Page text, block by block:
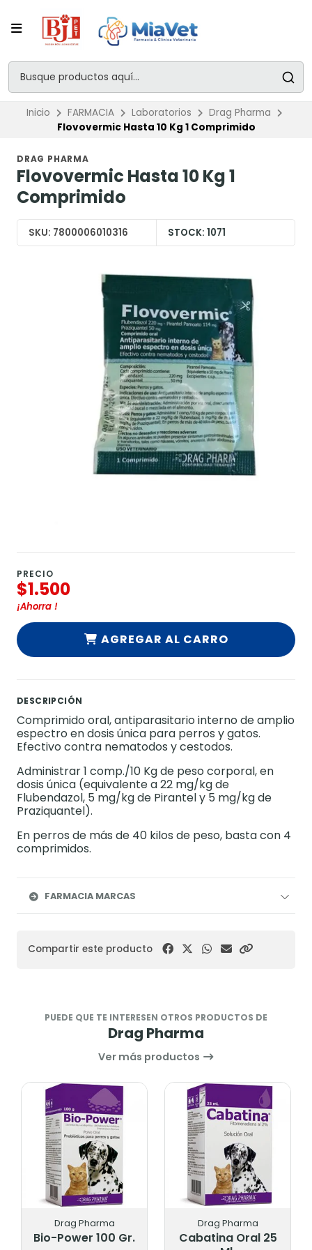
Inicio FARMACIA Laboratorios
Drag Pharma
Flovovermic Hasta 10 Kg 1 Comprimido
DRAG PHARMA
Flovovermic Hasta 10 Kg 1
Comprimido
SKU: 7800006010316 STOCK: 1071
PRECIO
$1.500
¡Ahorra !
AGREGAR AL CARRO
DESCRIPCIÓN
Comprimido oral, antiparasitario interno de amplio
espectro en dosis única para perros y gatos.
Efectivo contra nematodos y cestodos.
Administrar 1 comp./10 Kg de peso corporal, en
dosis única (equivalente a 22 mg/kg de
Flubendazol, 5 mg/kg de Pirantel y 5 mg/kg de
Praziquantel).
En perros de más de 40 kilos de peso, basta con 4
comprimidos.
FARMACIA MARCAS
Compartir este producto
PUEDE QUE TE INTERESEN OTROS PRODUCTOS DE
Drag Pharma
Ver más productos
Drag Pharma
Bio-Power 100 Gr.
Drag Pharma
Cabatina Oral 25